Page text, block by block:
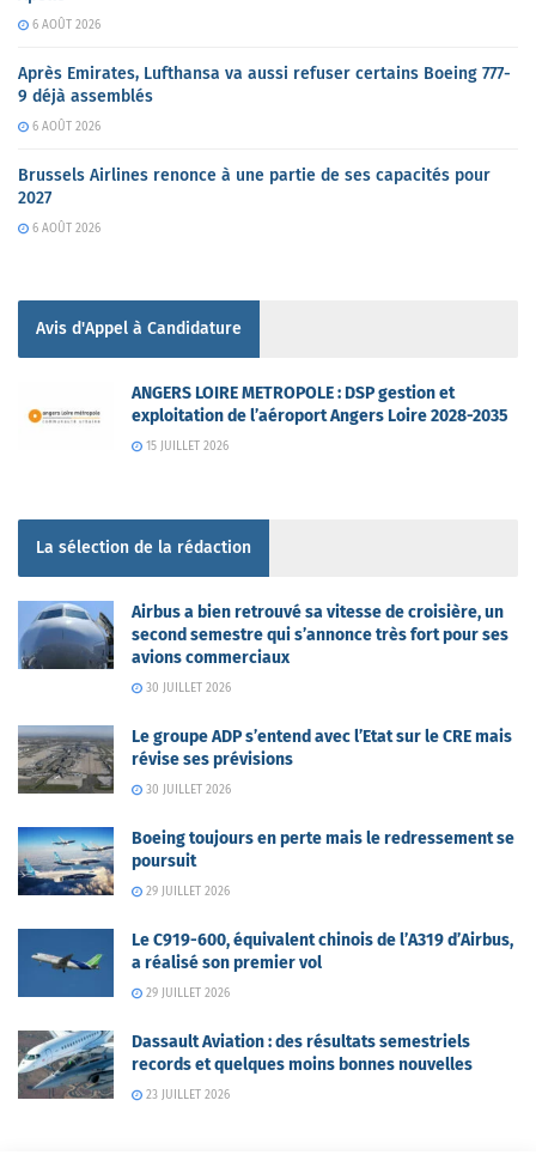
6 AOÛT 2026
Après Emirates, Lufthansa va aussi refuser certains Boeing 777-
9 déjà assemblés
6 AOÛT 2026
Brussels Airlines renonce à une partie de ses capacités pour
2027
6 AOÛT 2026
Avis d'Appel à Candidature
ANGERS LOIRE METROPOLE : DSP gestion et
exploitation de l’aéroport Angers Loire 2028-2035
15 JUILLET 2026
La sélection de la rédaction
Airbus a bien retrouvé sa vitesse de croisière, un
second semestre qui s’annonce très fort pour ses
avions commerciaux
30 JUILLET 2026
Le groupe ADP s’entend avec l’Etat sur le CRE mais
révise ses prévisions
30 JUILLET 2026
Boeing toujours en perte mais le redressement se
poursuit
29 JUILLET 2026
Le C919-600, équivalent chinois de l’A319 d’Airbus,
a réalisé son premier vol
29 JUILLET 2026
Dassault Aviation : des résultats semestriels
records et quelques moins bonnes nouvelles
23 JUILLET 2026